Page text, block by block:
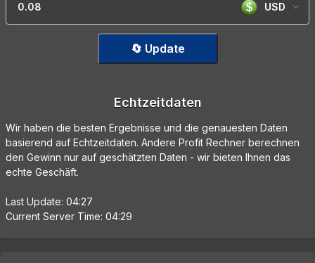
USD
🔄 Update
Echtzeitdaten
Wir haben die besten Ergebnisse und die genauesten Daten
basierend auf Echtzeitdaten. Andere Profit Rechner berechnen
den Gewinn nur auf geschätzten Daten - wir bieten Ihnen das
echte Geschäft.
Last Update: 04:27
Current Server Time: 04:29